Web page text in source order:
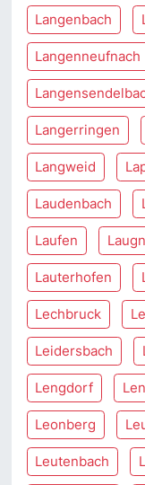
Langenbach
Langenneufnach
Langerringen
Langweid
Laudenbach
Laufen
Lauterhofen
Lechbruck
Leidersbach
Lengdorf
Leonberg
Leutenbach